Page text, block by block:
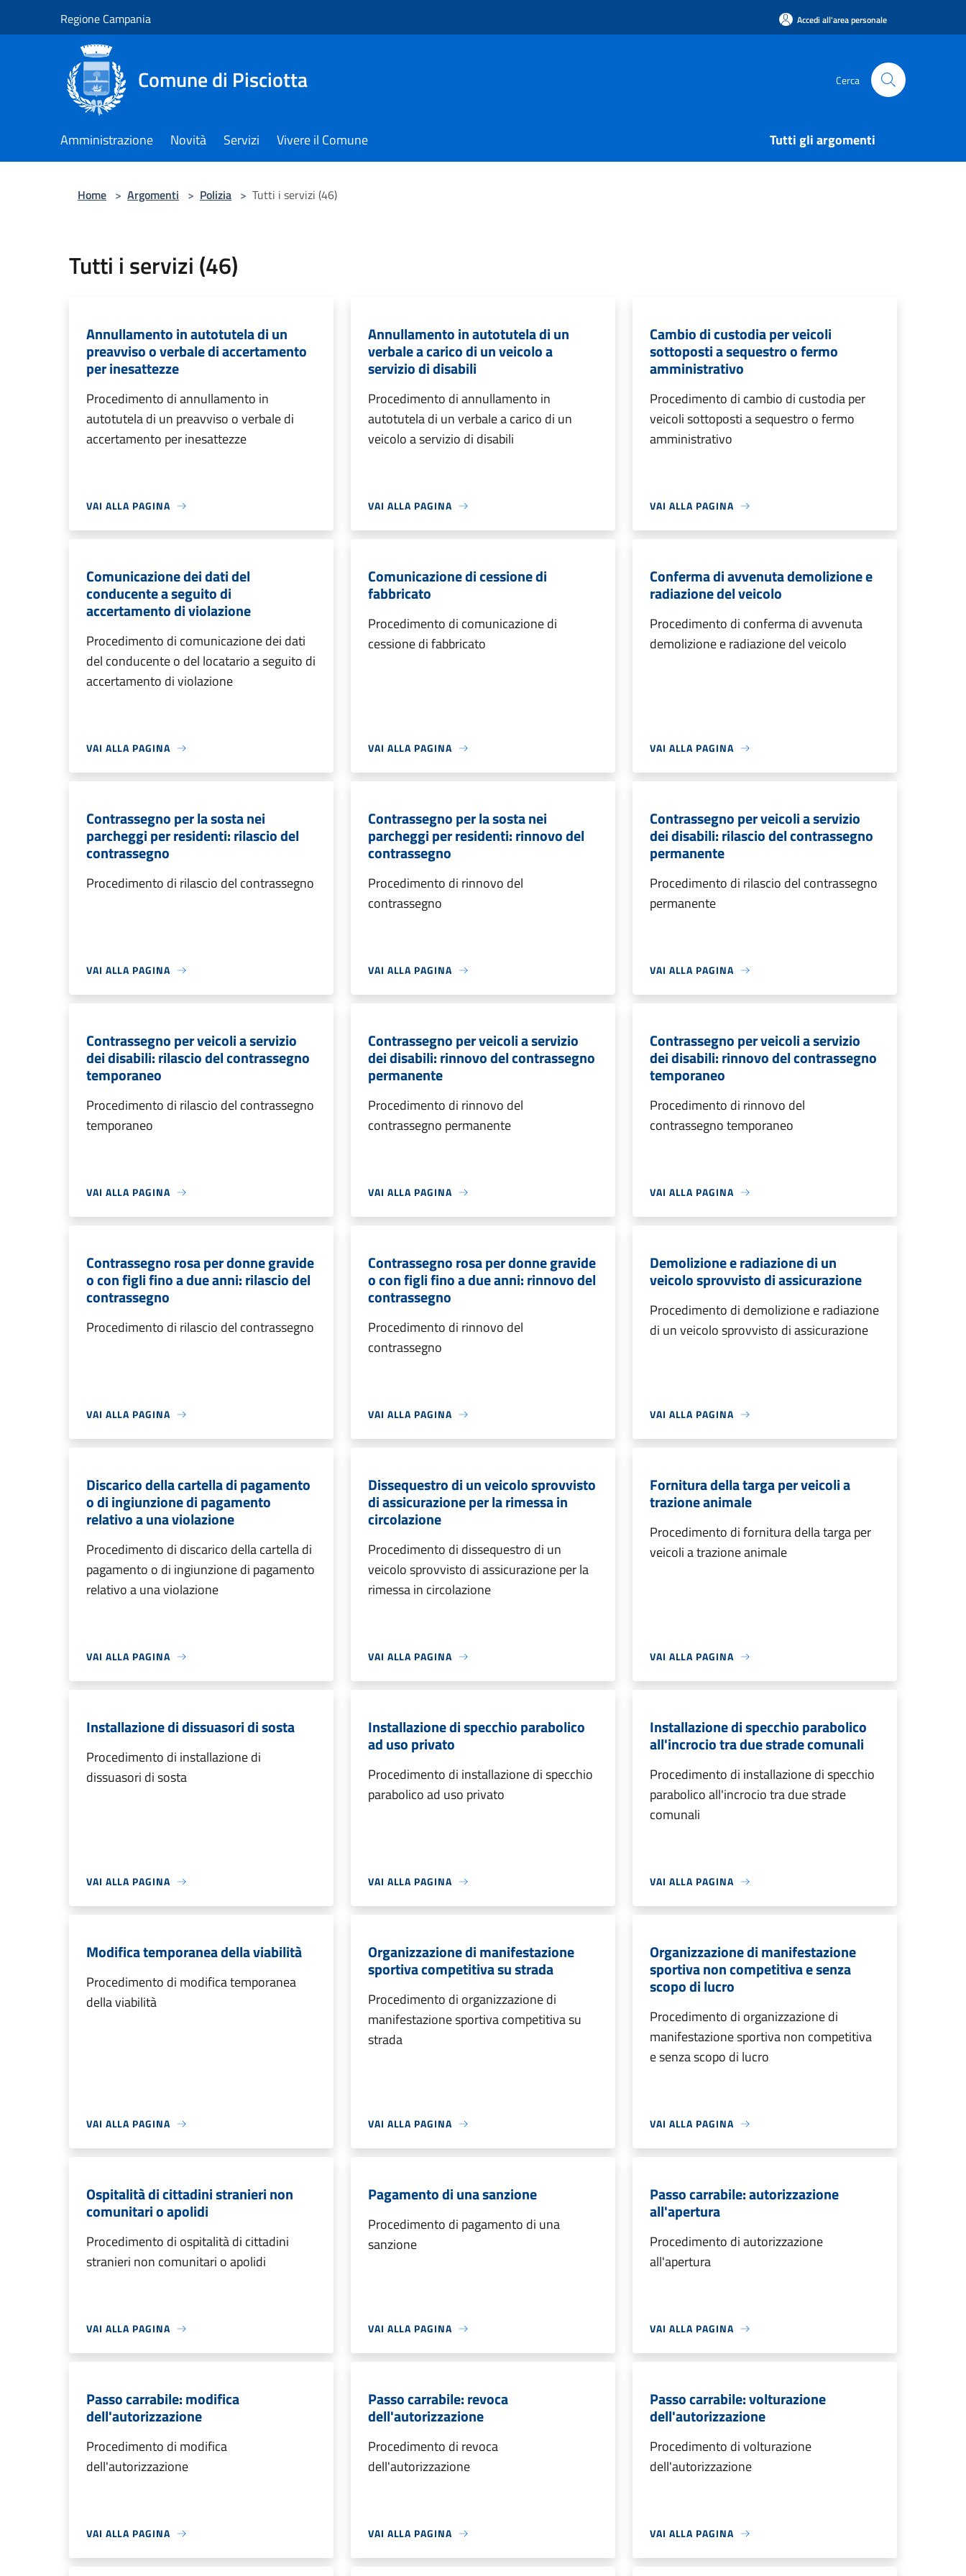
Regione Campania Accedi all'area personale
Comune di Pisciotta Cerca
Amministrazione Novità Servizi Vivere il Comune Tutti gli argomenti
Home > Argomenti > Polizia > Tutti i servizi (46)
Tutti i servizi (46)
Annullamento in autotutela di un
preavviso o verbale di accertamento
per inesattezze
Procedimento di annullamento in
autotutela di un preavviso o verbale di
accertamento per inesattezze
VAI ALLA PAGINA
Annullamento in autotutela di un
verbale a carico di un veicolo a
servizio di disabili
Procedimento di annullamento in
autotutela di un verbale a carico di un
veicolo a servizio di disabili
VAI ALLA PAGINA
Cambio di custodia per veicoli
sottoposti a sequestro o fermo
amministrativo
Procedimento di cambio di custodia per
veicoli sottoposti a sequestro o fermo
amministrativo
VAI ALLA PAGINA
Comunicazione dei dati del
conducente a seguito di
accertamento di violazione
Procedimento di comunicazione dei dati
del conducente o del locatario a seguito di
accertamento di violazione
VAI ALLA PAGINA
Comunicazione di cessione di
fabbricato
Procedimento di comunicazione di
cessione di fabbricato
VAI ALLA PAGINA
Conferma di avvenuta demolizione e
radiazione del veicolo
Procedimento di conferma di avvenuta
demolizione e radiazione del veicolo
VAI ALLA PAGINA
Contrassegno per la sosta nei
parcheggi per residenti: rilascio del
contrassegno
Procedimento di rilascio del contrassegno
VAI ALLA PAGINA
Contrassegno per la sosta nei
parcheggi per residenti: rinnovo del
contrassegno
Procedimento di rinnovo del
contrassegno
VAI ALLA PAGINA
Contrassegno per veicoli a servizio
dei disabili: rilascio del contrassegno
permanente
Procedimento di rilascio del contrassegno
permanente
VAI ALLA PAGINA
Contrassegno per veicoli a servizio
dei disabili: rilascio del contrassegno
temporaneo
Procedimento di rilascio del contrassegno
temporaneo
VAI ALLA PAGINA
Contrassegno per veicoli a servizio
dei disabili: rinnovo del contrassegno
permanente
Procedimento di rinnovo del
contrassegno permanente
VAI ALLA PAGINA
Contrassegno per veicoli a servizio
dei disabili: rinnovo del contrassegno
temporaneo
Procedimento di rinnovo del
contrassegno temporaneo
VAI ALLA PAGINA
Contrassegno rosa per donne gravide
o con figli fino a due anni: rilascio del
contrassegno
Procedimento di rilascio del contrassegno
VAI ALLA PAGINA
Contrassegno rosa per donne gravide
o con figli fino a due anni: rinnovo del
contrassegno
Procedimento di rinnovo del
contrassegno
VAI ALLA PAGINA
Demolizione e radiazione di un
veicolo sprovvisto di assicurazione
Procedimento di demolizione e radiazione
di un veicolo sprovvisto di assicurazione
VAI ALLA PAGINA
Discarico della cartella di pagamento
o di ingiunzione di pagamento
relativo a una violazione
Procedimento di discarico della cartella di
pagamento o di ingiunzione di pagamento
relativo a una violazione
VAI ALLA PAGINA
Dissequestro di un veicolo sprovvisto
di assicurazione per la rimessa in
circolazione
Procedimento di dissequestro di un
veicolo sprovvisto di assicurazione per la
rimessa in circolazione
VAI ALLA PAGINA
Fornitura della targa per veicoli a
trazione animale
Procedimento di fornitura della targa per
veicoli a trazione animale
VAI ALLA PAGINA
Installazione di dissuasori di sosta
Procedimento di installazione di
dissuasori di sosta
VAI ALLA PAGINA
Installazione di specchio parabolico
ad uso privato
Procedimento di installazione di specchio
parabolico ad uso privato
VAI ALLA PAGINA
Installazione di specchio parabolico
all'incrocio tra due strade comunali
Procedimento di installazione di specchio
parabolico all'incrocio tra due strade
comunali
VAI ALLA PAGINA
Modifica temporanea della viabilità
Procedimento di modifica temporanea
della viabilità
VAI ALLA PAGINA
Organizzazione di manifestazione
sportiva competitiva su strada
Procedimento di organizzazione di
manifestazione sportiva competitiva su
strada
VAI ALLA PAGINA
Organizzazione di manifestazione
sportiva non competitiva e senza
scopo di lucro
Procedimento di organizzazione di
manifestazione sportiva non competitiva
e senza scopo di lucro
VAI ALLA PAGINA
Ospitalità di cittadini stranieri non
comunitari o apolidi
Procedimento di ospitalità di cittadini
stranieri non comunitari o apolidi
VAI ALLA PAGINA
Pagamento di una sanzione
Procedimento di pagamento di una
sanzione
VAI ALLA PAGINA
Passo carrabile: autorizzazione
all'apertura
Procedimento di autorizzazione
all'apertura
VAI ALLA PAGINA
Passo carrabile: modifica
dell'autorizzazione
Procedimento di modifica
dell'autorizzazione
VAI ALLA PAGINA
Passo carrabile: revoca
dell'autorizzazione
Procedimento di revoca
dell'autorizzazione
VAI ALLA PAGINA
Passo carrabile: volturazione
dell'autorizzazione
Procedimento di volturazione
dell'autorizzazione
VAI ALLA PAGINA